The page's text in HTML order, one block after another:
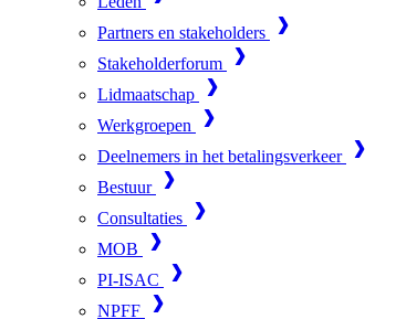
Partners en stakeholders
Stakeholderforum
Lidmaatschap
Werkgroepen
Deelnemers in het betalingsverkeer
Bestuur
Consultaties
MOB
PI-ISAC
NPFF